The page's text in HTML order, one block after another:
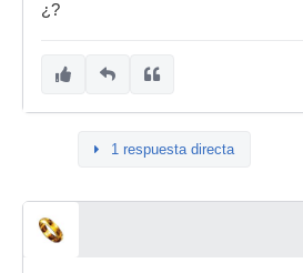
¿?
1 respuesta directa